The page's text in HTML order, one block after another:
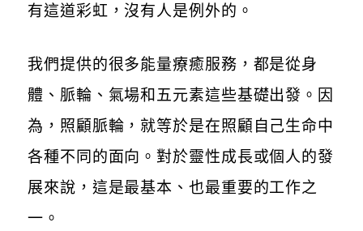
有這道彩虹，沒有人是例外的。
我們提供的很多能量療癒服務，都是從身
體、脈輪、氣場和五元素這些基礎出發。因
為，照顧脈輪，就等於是在照顧自己生命中
各種不同的面向。對於靈性成長或個人的發
展來說，這是最基本、也最重要的工作之
一。